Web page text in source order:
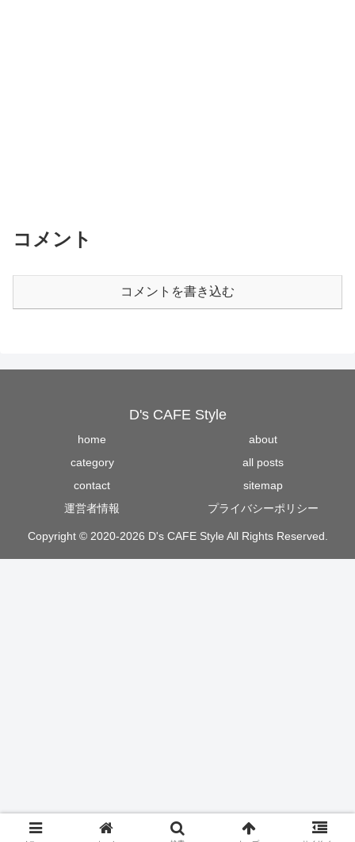
コメント
コメントを書き込む
D's CAFE Style
home
about
category
all posts
contact
sitemap
運営者情報
プライバシーポリシー
Copyright © 2020-2026 D's CAFE Style All Rights Reserved.